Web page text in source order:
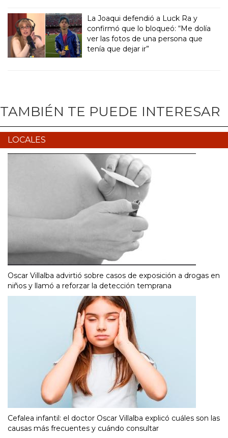
La Joaqui defendió a Luck Ra y
confirmó que lo bloqueó: “Me dolía
ver las fotos de una persona que
tenía que dejar ir”
TAMBIÉN TE PUEDE INTERESAR
LOCALES
Oscar Villalba advirtió sobre casos de exposición a drogas en
niños y llamó a reforzar la detección temprana
Cefalea infantil: el doctor Oscar Villalba explicó cuáles son las
causas más frecuentes y cuándo consultar